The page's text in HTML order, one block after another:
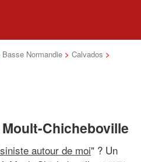
Basse Normandie > Calvados >
Chicheboville
autour de moi" ? Un